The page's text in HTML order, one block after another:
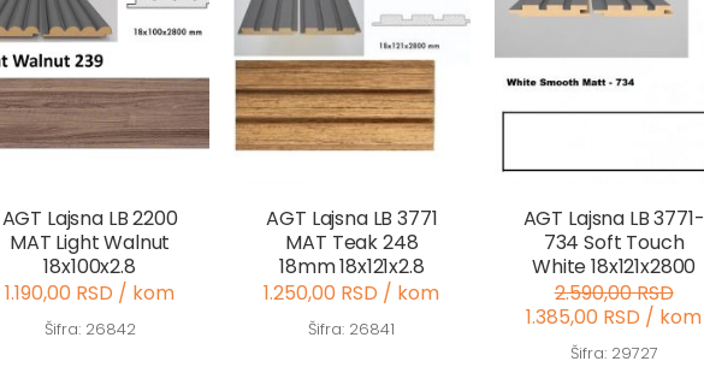
AGT Lajsna LB 2200
MAT Light Walnut
18x100x2.8
1.190,00 RSD / kom
Šifra: 26842
AGT Lajsna LB 3771
MAT Teak 248
18mm 18x121x2.8
1.250,00 RSD / kom
Šifra: 26841
AGT Lajsna LB 3771-
734 Soft Touch
White 18x121x2800
2.590,00 RSD
1.385,00 RSD / kom
Šifra: 29727